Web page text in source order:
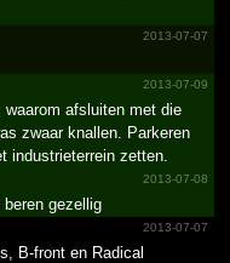
2013-07-07
2013-07-09
waarom afsluiten met die
zwaar knallen. Parkeren
industrieterrein zetten.
2013-07-08
gezellig
2013-07-07
B-front en Radical